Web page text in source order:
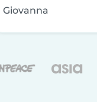
Giovanna